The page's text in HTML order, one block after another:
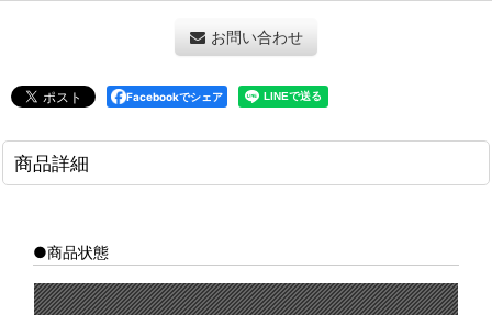
お問い合わせ
Facebookでシェア
商品詳細
●商品状態